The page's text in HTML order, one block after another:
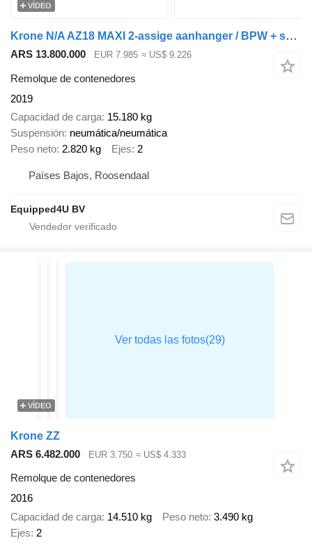
VÍDEO
Krone N/A AZ18 MAXI 2-assige aanhanger / BPW + schijfremmen / 20FT / N
ARS 13.800.000 EUR 7.985 ≈ US$ 9.226
Remolque de contenedores
2019
Capacidad de carga 15.180 kg
Suspensión neumática/neumática
Peso neto 2.820 kg Ejes 2
Países Bajos, Roosendaal
Equipped4U BV
VÍDEO
Krone ZZ
ARS 6.482.000
EUR 3.750 ≈ US$ 4.333
Remolque de contenedores
2016
Capacidad de carga 14.510 kg Peso neto 3.490 kg
Ejes 2